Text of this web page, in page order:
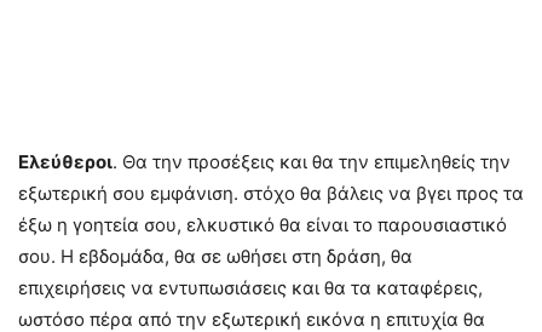
Ελεύθεροι. Θα την προσέξεις και θα την επιμεληθείς την
εξωτερική σου εμφάνιση. στόχο θα βάλεις να βγει προς τα
έξω η γοητεία σου, ελκυστικό θα είναι το παρουσιαστικό
σου. Η εβδομάδα, θα σε ωθήσει στη δράση, θα
επιχειρήσεις να εντυπωσιάσεις και θα τα καταφέρεις,
ωστόσο πέρα από την εξωτερική εικόνα η επιτυχία θα